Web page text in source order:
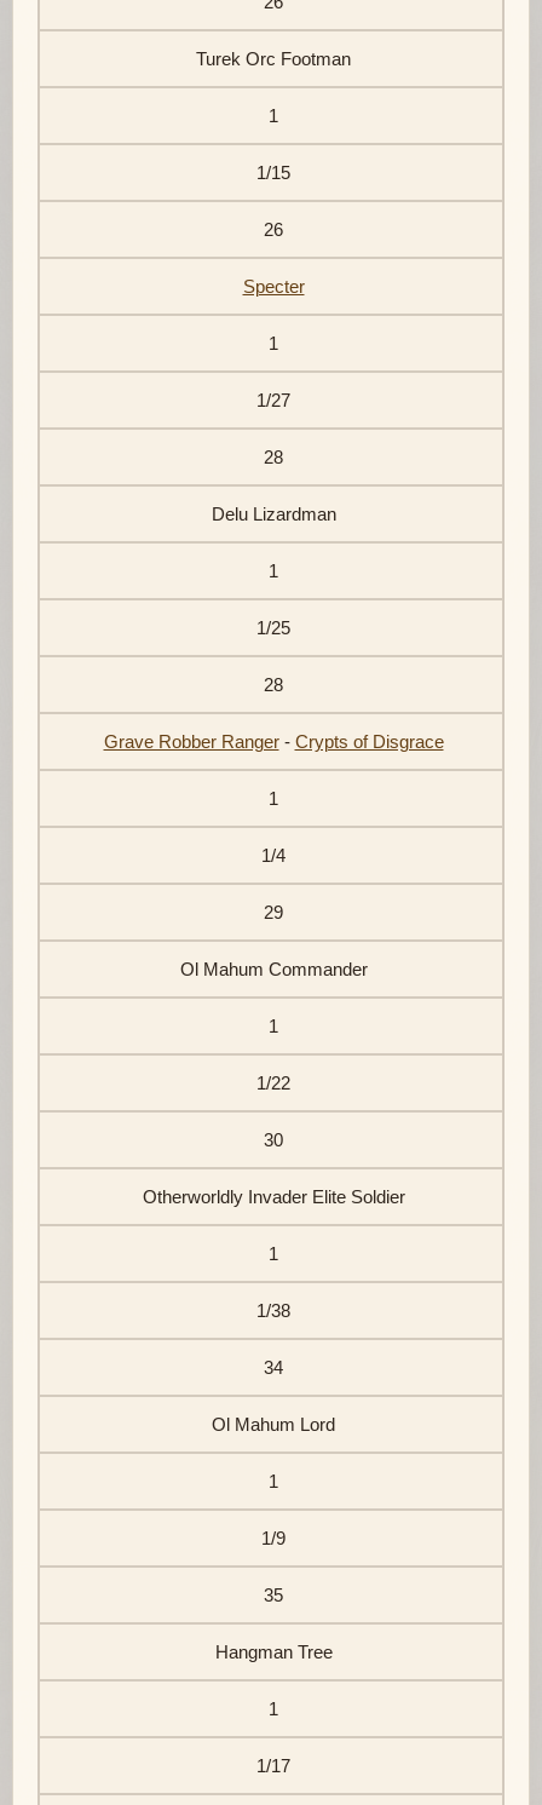
Turek Orc Footman
1
1/15
26
Specter
1
1/27
28
Delu Lizardman
1
1/25
28
Grave Robber Ranger- Crypts of Disgrace
1
1/4
29
Ol Mahum Commander
1
1/22
30
Otherworldly Invader Elite Soldier
1
1/38
34
Ol Mahum Lord
1
1/9
35
Hangman Tree
1
1/17